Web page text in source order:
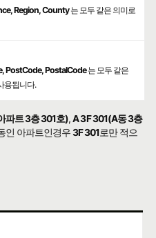
Region, County는 모두 같은 의미로
PostCode, PostalCode는 모두 같은
용됩니다.
파트 3층 301호),A 3F 301(A동 3층
인 아파트인경우3F 301로만 적으